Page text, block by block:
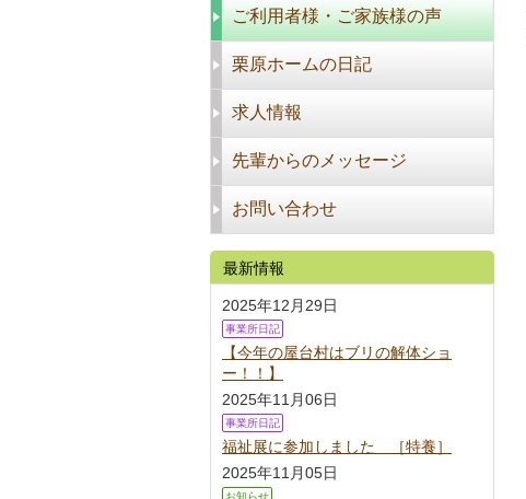
ご利用者様・ご家族様の声
栗原ホームの日記
求人情報
先輩からのメッセージ
お問い合わせ
最新情報
2025年12月29日
事業所日記
【今年の屋台村はブリの解体ショ
ー！！】
2025年11月06日
事業所日記
福祉展に参加しました ［特養］
2025年11月05日
お知らせ